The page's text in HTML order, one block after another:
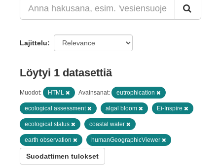
Lajittelu
Löytyi 1 datasettiä
Muodot: HTML Avainsanat: eutrophication
ecological assessment algal bloom Ei-Inspire
ecological status coastal water
earth observation humanGeographicViewer
Suodattimen tulokset